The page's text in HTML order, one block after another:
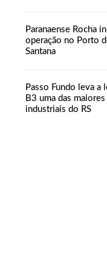
Paranaense Rocha
operação no Porto
Santana
Passo Fundo leva a
B3 uma das maiores
industriais do RS